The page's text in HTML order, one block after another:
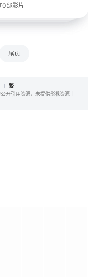
0部影片
尾页
繁
开引用资源，未提供影视资源上